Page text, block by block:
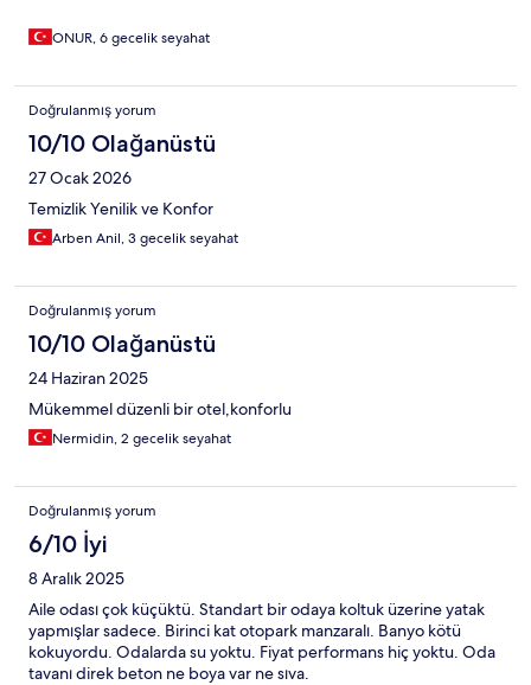
ONUR, 6 gecelik seyahat
Doğrulanmış yorum
10/10 Olağanüstü
27 Ocak 2026
Temizlik Yenilik ve Konfor
Arben Anil, 3 gecelik seyahat
Doğrulanmış yorum
10/10 Olağanüstü
24 Haziran 2025
Mükemmel düzenli bir otel,konforlu
Nermidin, 2 gecelik seyahat
Doğrulanmış yorum
6/10 İyi
8 Aralık 2025
Aile odası çok küçüktü. Standart bir odaya koltuk üzerine yatak
yapmışlar sadece. Birinci kat otopark manzaralı. Banyo kötü
kokuyordu. Odalarda su yoktu. Fiyat performans hiç yoktu. Oda
tavanı direk beton ne boya var ne sıva.